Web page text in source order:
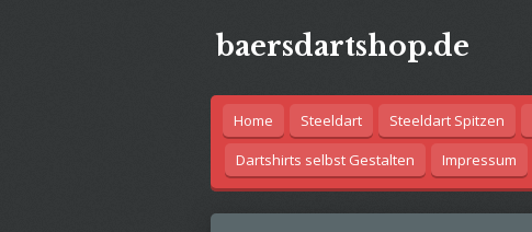
baersdartshop.de
Home Steeldart Steeldart Spitzen
Dartshirts selbst Gestalten
Impressum